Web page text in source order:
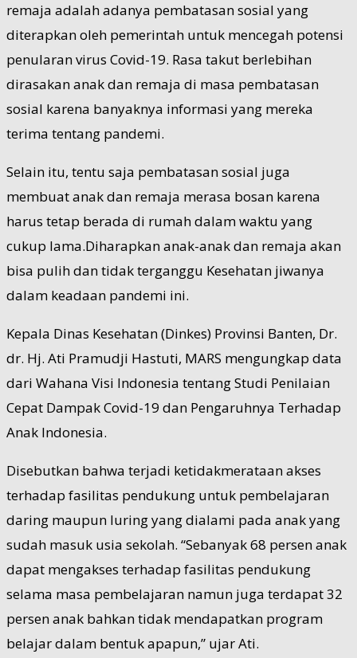
remaja adalah adanya pembatasan sosial yang
diterapkan oleh pemerintah untuk mencegah potensi
penularan virus Covid-19. Rasa takut berlebihan
dirasakan anak dan remaja di masa pembatasan
sosial karena banyaknya informasi yang mereka
terima tentang pandemi.
Selain itu, tentu saja pembatasan sosial juga
membuat anak dan remaja merasa bosan karena
harus tetap berada di rumah dalam waktu yang
cukup lama.Diharapkan anak-anak dan remaja akan
bisa pulih dan tidak terganggu Kesehatan jiwanya
dalam keadaan pandemi ini.
Kepala Dinas Kesehatan (Dinkes) Provinsi Banten, Dr.
dr. Hj. Ati Pramudji Hastuti, MARS mengungkap data
dari Wahana Visi Indonesia tentang Studi Penilaian
Cepat Dampak Covid-19 dan Pengaruhnya Terhadap
Anak Indonesia.
Disebutkan bahwa terjadi ketidakmerataan akses
terhadap fasilitas pendukung untuk pembelajaran
daring maupun luring yang dialami pada anak yang
sudah masuk usia sekolah. “Sebanyak 68 persen anak
dapat mengakses terhadap fasilitas pendukung
selama masa pembelajaran namun juga terdapat 32
persen anak bahkan tidak mendapatkan program
belajar dalam bentuk apapun,” ujar Ati.